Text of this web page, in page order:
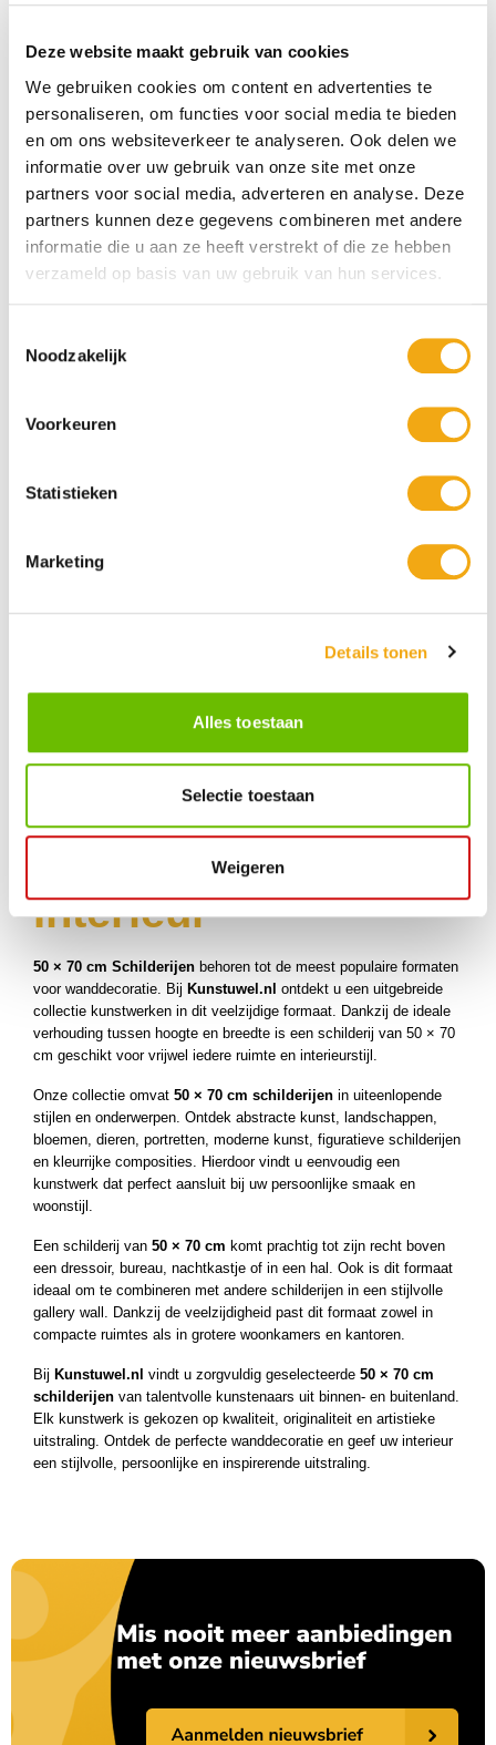
Deze website maakt gebruik van cookies
We gebruiken cookies om content en advertenties te
personaliseren, om functies voor social media te bieden
en om ons websiteverkeer te analyseren. Ook delen we
informatie over uw gebruik van onze site met onze
partners voor social media, adverteren en analyse. Deze
partners kunnen deze gegevens combineren met andere
informatie die u aan ze heeft verstrekt of die ze hebben
verzameld op basis van uw gebruik van hun services.
Noodzakelijk
Voorkeuren
Statistieken
Marketing
Details tonen
Alles toestaan
Selectie toestaan
Weigeren
More than words - Simona Zecca
€ 1.200,00
Bee - Marija Jevtić Dajić
€ 500,00
Schilderijen – Een
Veelgekozen
Formaat voor Elk
Interieur
50 × 70 cm Schilderijen behoren tot de meest populaire formaten
voor wanddecoratie. Bij Kunstuwel.nl ontdekt u een uitgebreide
collectie kunstwerken in dit veelzijdige formaat. Dankzij de ideale
verhouding tussen hoogte en breedte is een schilderij van 50 × 70
cm geschikt voor vrijwel iedere ruimte en interieurstijl.
Onze collectie omvat 50 × 70 cm schilderijen in uiteenlopende
stijlen en onderwerpen. Ontdek abstracte kunst, landschappen,
bloemen, dieren, portretten, moderne kunst, figuratieve schilderijen
en kleurrijke composities. Hierdoor vindt u eenvoudig een
kunstwerk dat perfect aansluit bij uw persoonlijke smaak en
woonstijl.
Een schilderij van 50 × 70 cm komt prachtig tot zijn recht boven
een dressoir, bureau, nachtkastje of in een hal. Ook is dit formaat
ideaal om te combineren met andere schilderijen in een stijlvolle
gallery wall. Dankzij de veelzijdigheid past dit formaat zowel in
compacte ruimtes als in grotere woonkamers en kantoren.
Bij Kunstuwel.nl vindt u zorgvuldig geselecteerde 50 × 70 cm
schilderijen van talentvolle kunstenaars uit binnen- en buitenland.
Elk kunstwerk is gekozen op kwaliteit, originaliteit en artistieke
uitstraling. Ontdek de perfecte wanddecoratie en geef uw interieur
een stijlvolle, persoonlijke en inspirerende uitstraling.